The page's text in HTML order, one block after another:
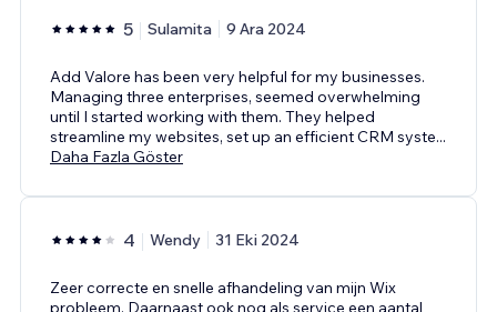
5 Sulamita 9 Ara 2024
Add Valore has been very helpful for my businesses.
Managing three enterprises, seemed overwhelming
until I started working with them. They helped
streamline my websites, set up an efficient CRM syste...
Daha Fazla Göster
4 Wendy 31 Eki 2024
Zeer correcte en snelle afhandeling van mijn Wix
probleem. Daarnaast ook nog als service een aantal